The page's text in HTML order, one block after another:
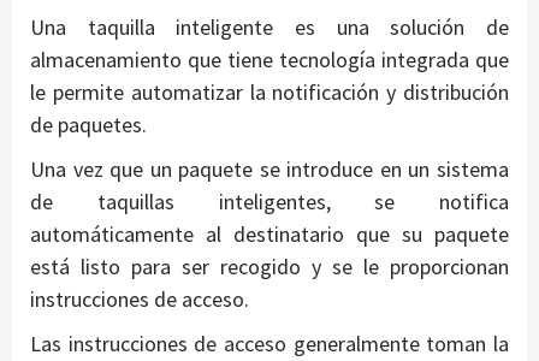
Una taquilla inteligente es una solución de
almacenamiento que tiene tecnología integrada que
le permite automatizar la notificación y distribución
de paquetes.
Una vez que un paquete se introduce en un sistema
de taquillas inteligentes, se notifica
automáticamente al destinatario que su paquete
está listo para ser recogido y se le proporcionan
instrucciones de acceso.
Las instrucciones de acceso generalmente toman la